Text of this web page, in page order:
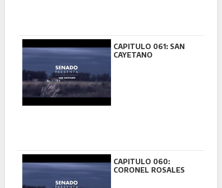
CAPITULO 061: SAN
CAYETANO
CAPITULO 060:
CORONEL ROSALES